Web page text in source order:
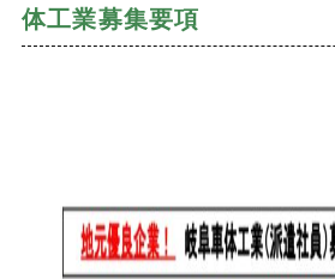
体工業募集要項